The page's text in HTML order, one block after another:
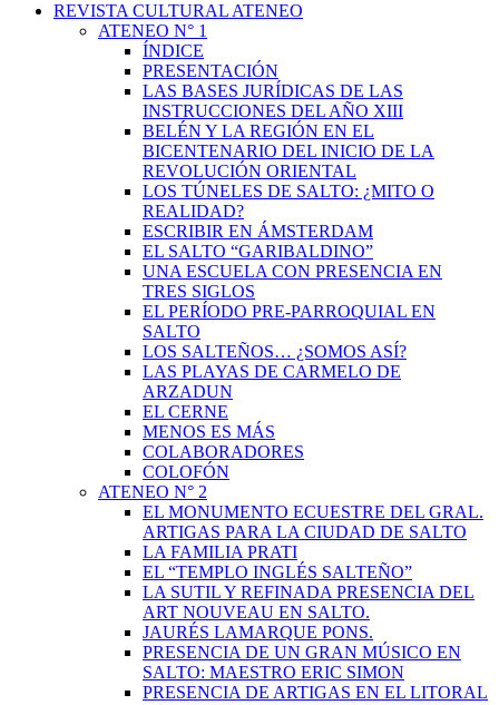
REVISTA CULTURAL ATENEO
ATENEO N° 1
ÍNDICE
PRESENTACIÓN
LAS BASES JURÍDICAS DE LAS
INSTRUCCIONES DEL AÑO XIII
BELÉN Y LA REGIÓN EN EL
BICENTENARIO DEL INICIO DE LA
REVOLUCIÓN ORIENTAL
LOS TÚNELES DE SALTO: ¿MITO O
REALIDAD?
ESCRIBIR EN ÁMSTERDAM
EL SALTO “GARIBALDINO”
UNA ESCUELA CON PRESENCIA EN
TRES SIGLOS
EL PERÍODO PRE-PARROQUIAL EN
SALTO
LOS SALTEÑOS… ¿SOMOS ASÍ?
LAS PLAYAS DE CARMELO DE
ARZADUN
EL CERNE
MENOS ES MÁS
COLABORADORES
COLOFÓN
ATENEO N° 2
EL MONUMENTO ECUESTRE DEL GRAL.
ARTIGAS PARA LA CIUDAD DE SALTO
LA FAMILIA PRATI
EL “TEMPLO INGLÉS SALTEÑO”
LA SUTIL Y REFINADA PRESENCIA DEL
ART NOUVEAU EN SALTO.
JAURÉS LAMARQUE PONS.
PRESENCIA DE UN GRAN MÚSICO EN
SALTO: MAESTRO ERIC SIMON
PRESENCIA DE ARTIGAS EN EL LITORAL